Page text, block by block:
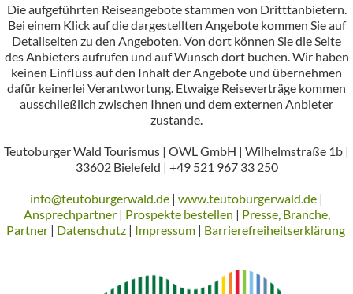
Die aufgeführten Reiseangebote stammen von Dritttanbietern.
Bei einem Klick auf die dargestellten Angebote kommen Sie auf
Detailseiten zu den Angeboten. Von dort können Sie die Seite
des Anbieters aufrufen und auf Wunsch dort buchen. Wir haben
keinen Einfluss auf den Inhalt der Angebote und übernehmen
dafür keinerlei Verantwortung. Etwaige Reiseverträge kommen
ausschließlich zwischen Ihnen und dem externen Anbieter
zustande.
Teutoburger Wald Tourismus | OWL GmbH | Wilhelmstraße 1b |
33602 Bielefeld | +49 521 967 33 250
info@teutoburgerwald.de | www.teutoburgerwald.de |
Ansprechpartner| Prospekte bestellen | Presse, Branche,
Partner| Datenschutz| Impressum| Barrierefreiheitserklärung